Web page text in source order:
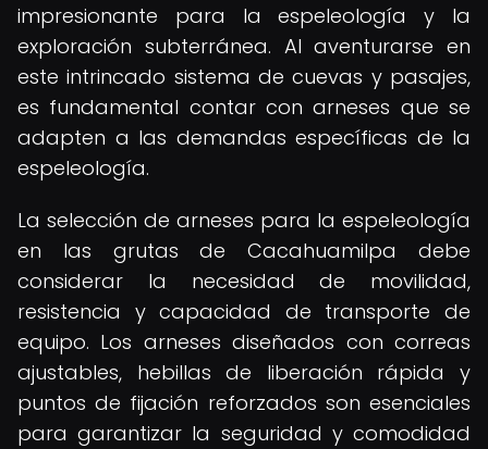
impresionante para la espeleología y la
exploración subterránea. Al aventurarse en
este intrincado sistema de cuevas y pasajes,
es fundamental contar con arneses que se
adapten a las demandas específicas de la
espeleología.
La selección de arneses para la espeleología
en las grutas de Cacahuamilpa debe
considerar la necesidad de movilidad,
resistencia y capacidad de transporte de
equipo. Los arneses diseñados con correas
ajustables, hebillas de liberación rápida y
puntos de fijación reforzados son esenciales
para garantizar la seguridad y comodidad